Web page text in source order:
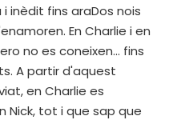
inèdit fins araDos nois
En Charlie i en
no es coneixen... fins
A partir d'aquest
en Charlie es
Nick, tot i que sap que